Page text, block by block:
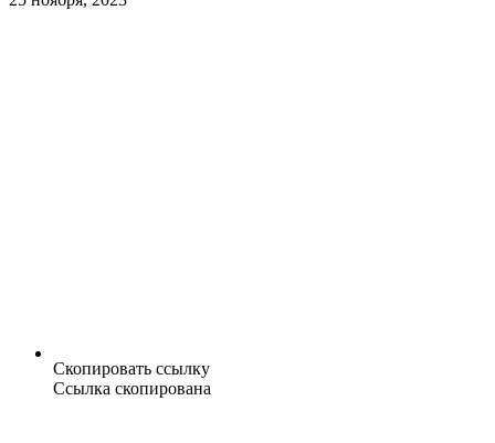
Скопировать ссылку
Ссылка скопирована